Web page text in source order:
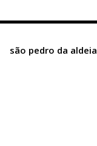
são pedro da aldeia